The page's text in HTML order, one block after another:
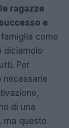
ragazze
e
come
diciamolo
Per
necessarie
di una
ma questo